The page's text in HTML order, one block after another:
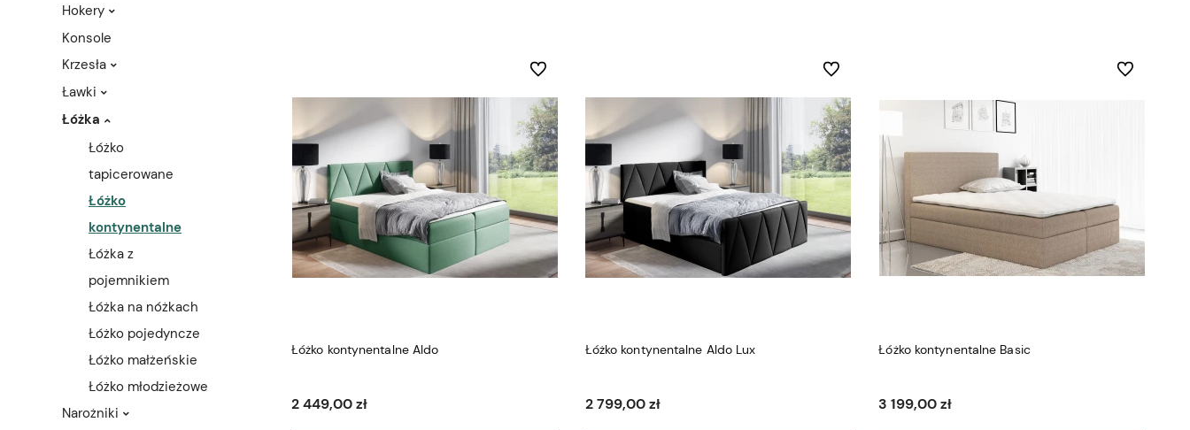
Hokery
Konsole
Krzesła
Ławki
Łóżka
Łóżko
tapicerowane
Łóżko
kontynentalne
Łóżka z
pojemnikiem
Łóżka na nóżkach
Łóżko pojedyncze
Łóżko małżeńskie
Łóżko młodzieżowe
Narożniki
Łóżko kontynentalne Aldo
2 449,00 zł
Do ulubionych
Łóżko kontynentalne Aldo Lux
2 799,00 zł
Do ulubionych
Łóżko kontynentalne Basic
3 199,00 zł
Do ulubionych